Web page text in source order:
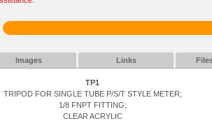
Images Links
TP1
TRIPOD FOR SINGLE TUBE P/S/T STYLE METER;
1/8 FNPT FITTING;
CLEAR ACRYLIC